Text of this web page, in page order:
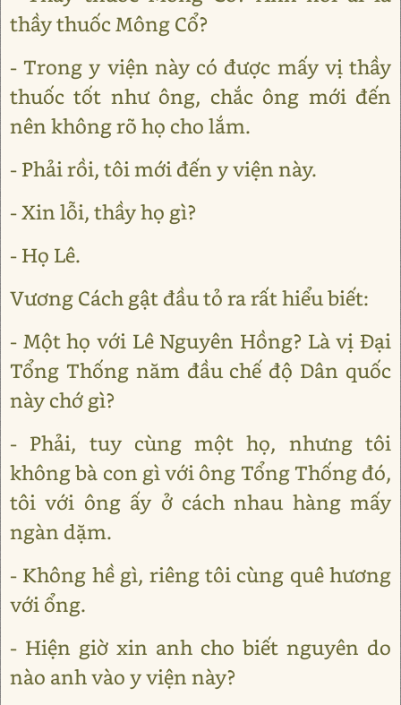
thầy thuốc Mông Cổ?
- Trong y viện này có được mấy vị thầy
thuốc tốt như ông, chắc ông mới đến
nên không rõ họ cho lắm.
- Phải rồi, tôi mới đến y viện này.
- Xin lỗi, thầy họ gì?
- Họ Lê.
Vương Cách gật đầu tỏ ra rất hiểu biết:
- Một họ với Lê Nguyên Hồng? Là vị Đại
Tổng Thống năm đầu chế độ Dân quốc
này chớ gì?
- Phải, tuy cùng một họ, nhưng tôi
không bà con gì với ông Tổng Thống đó,
tôi với ông ấy ở cách nhau hàng mấy
ngàn dặm.
- Không hề gì, riêng tôi cùng quê hương
với ổng.
- Hiện giờ xin anh cho biết nguyên do
nào anh vào y viện này?